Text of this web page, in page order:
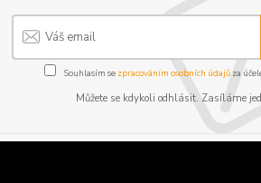
Souhlasím se zpracováním osobních údajůza
Můžete se kdykoli odhlásit. Zasíláme